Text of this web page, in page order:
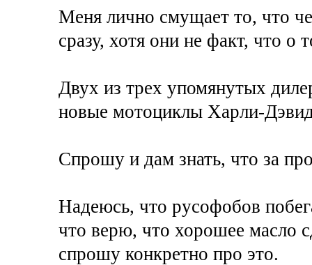
Меня лично смущает то, что
сразу, хотя они не факт, что о
Двух из трех упомянутых
новые мотоциклы Харли-
Спрошу и дам знать, что за
Надеюсь, что русофобов
что верю, что хорошее масло
спрошу конкретно про это.